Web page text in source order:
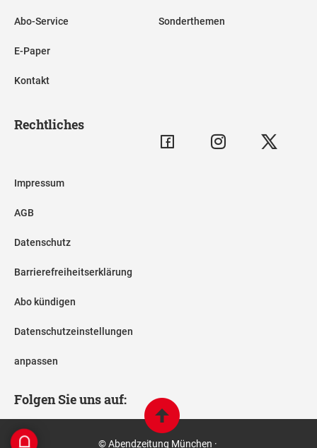
Abo-Service
E-Paper
Kontakt
Sonderthemen
Rechtliches
Impressum
AGB
Datenschutz
Barrierefreiheitserklärung
Abo kündigen
Datenschutzeinstellungen
anpassen
Folgen Sie uns auf:
© Abendzeitung München ·